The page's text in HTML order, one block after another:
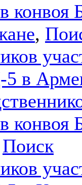
конвоя
,
5 в
конвоя
Поиск